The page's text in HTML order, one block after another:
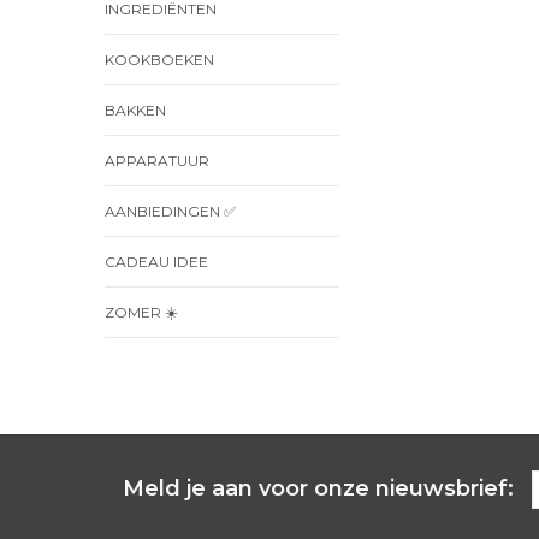
INGREDIËNTEN
KOOKBOEKEN
BAKKEN
APPARATUUR
AANBIEDINGEN ✅
CADEAU IDEE
ZOMER ☀️
Meld je aan voor onze nieuwsbrief: